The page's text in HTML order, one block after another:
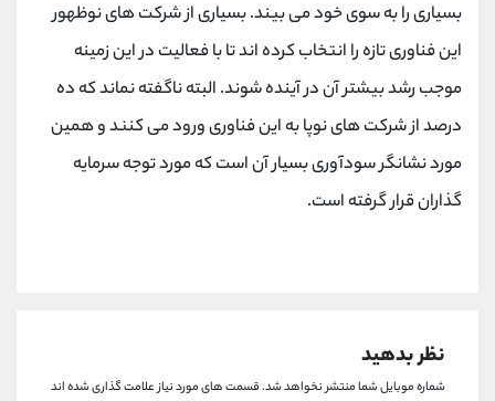
بسیاری را به سوی خود می بیند. بسیاری از شرکت های نوظهور
این فناوری تازه را انتخاب کرده اند تا با فعالیت در این زمینه
موجب رشد بیشتر آن در آینده شوند. البته ناگفته نماند که ده
درصد از شرکت های نوپا به این فناوری ورود می کنند و همین
مورد نشانگر سودآوری بسیار آن است که مورد توجه سرمایه
گذاران قرار گرفته است.
نظر بدهید
شماره موبایل شما منتشر نخواهد شد.قسمت های مورد نیاز علامت گذاری شده اند